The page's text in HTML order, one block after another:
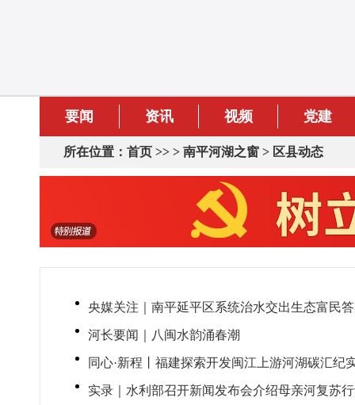
要闻 资讯 视频 党建
所在位置： 首页 >> > 南平河湖之窗 > 区县动态
央媒关注｜南平延平区系统治水交出生态富民
河长要闻｜八闽水韵涌春潮
同心·新程丨福建探索开发闽江上游河湖碳汇纪
实录｜水利部召开新闻发布会介绍母亲河复苏